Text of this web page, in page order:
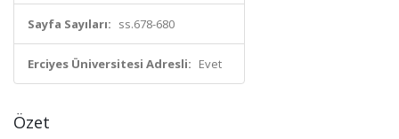
Sayfa Sayıları: ss.678-680
Erciyes Üniversitesi Adresli: Evet
Özet